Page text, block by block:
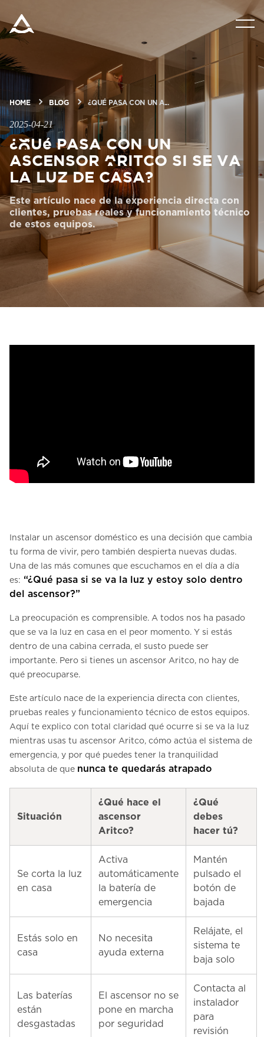
PRODUCTOS
SOLUCIONES
BLOG Y NOTICIAS
ACERCA DE ARITCO
PROFESIONALES
Contacte con nosotros
FAQ
HOME BLOG ¿QUÉ PASA CON UN A...
2025-04-21
¿Qué pasa con un
ascensor Aritco si se va
la luz de casa?
Este artículo nace de la experiencia directa con
clientes, pruebas reales y funcionamiento técnico
de estos equipos.
Instalar un ascensor doméstico es una decisión que cambia
tu forma de vivir, pero también despierta nuevas dudas.
Una de las más comunes que escuchamos en el día a día
es: “¿Qué pasa si se va la luz y estoy solo dentro
del ascensor?”
La preocupación es comprensible. A todos nos ha pasado
que se va la luz en casa en el peor momento. Y si estás
dentro de una cabina cerrada, el susto puede ser
importante. Pero si tienes un ascensor Aritco, no hay de
qué preocuparse.
Este artículo nace de la experiencia directa con clientes,
pruebas reales y funcionamiento técnico de estos equipos.
Aquí te explico con total claridad qué ocurre si se va la luz
mientras usas tu ascensor Aritco, cómo actúa el sistema de
emergencia, y por qué puedes tener la tranquilidad
absoluta de que nunca te quedarás atrapado
Situación
¿Qué hace el
ascensor
Aritco?
¿Qué
debes
hacer tú?
Se corta la luz
en casa
Activa
automáticamente
la batería de
emergencia
Mantén
pulsado el
botón de
bajada
Estás solo en
casa
No necesita
ayuda externa
Relájate, el
sistema te
baja solo
Las baterías
están
desgastadas
El ascensor no se
pone en marcha
por seguridad
Contacta al
instalador
para
revisión